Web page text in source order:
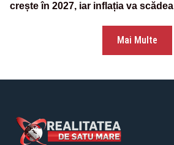
crește în 2027, iar inflația va scădea
Mai Multe